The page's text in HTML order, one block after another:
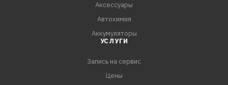
- Рецептура масла разработана с учетом условий
эксплуатации автомобилей в РФ и странах СНГ.
Аксессуары
Автохимия
Аккумуляторы
УСЛУГИ
Запись на сервис
Цены